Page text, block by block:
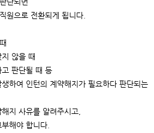
원으로 전환되게 됩니다.
않을 때
판단될 때 등
하여 인턴의 계약해지가 필요하다 판단되는
지 사유를 알려주시고,
해야 합니다.